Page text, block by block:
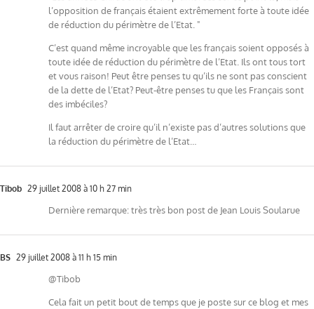
l’opposition de français étaient extrêmement forte à toute idée
de réduction du périmètre de l’Etat. "
C’est quand même incroyable que les français soient opposés à
toute idée de réduction du périmètre de l’Etat. Ils ont tous tort
et vous raison! Peut être penses tu qu’ils ne sont pas conscient
de la dette de l’Etat? Peut-être penses tu que les Français sont
des imbéciles?
Il faut arrêter de croire qu’il n’existe pas d’autres solutions que
la réduction du périmètre de l’Etat…
Tibob 29 juillet 2008 à 10 h 27 min
Dernière remarque: très très bon post de Jean Louis Soularue
BS 29 juillet 2008 à 11 h 15 min
@Tibob
Cela fait un petit bout de temps que je poste sur ce blog et mes